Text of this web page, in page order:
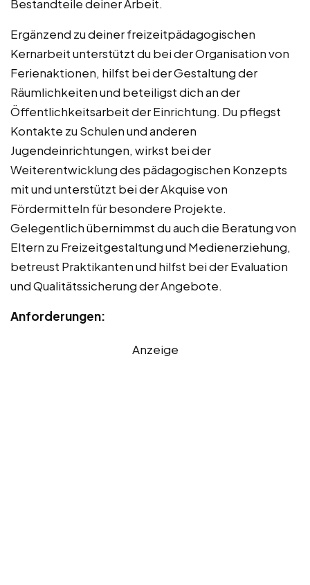
Bestandteile deiner Arbeit.
Ergänzend zu deiner freizeitpädagogischen
Kernarbeit unterstützt du bei der Organisation von
Ferienaktionen, hilfst bei der Gestaltung der
Räumlichkeiten und beteiligst dich an der
Öffentlichkeitsarbeit der Einrichtung. Du pflegst
Kontakte zu Schulen und anderen
Jugendeinrichtungen, wirkst bei der
Weiterentwicklung des pädagogischen Konzepts
mit und unterstützt bei der Akquise von
Fördermitteln für besondere Projekte.
Gelegentlich übernimmst du auch die Beratung von
Eltern zu Freizeitgestaltung und Medienerziehung,
betreust Praktikanten und hilfst bei der Evaluation
und Qualitätssicherung der Angebote.
Anforderungen:
Anzeige